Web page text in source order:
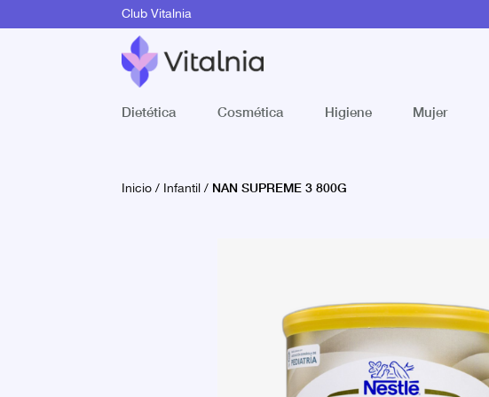
Club Vitalnia
Dietética Cosmética Higiene Mujer
Inicio/ Infantil/ NAN SUPREME 3 800G